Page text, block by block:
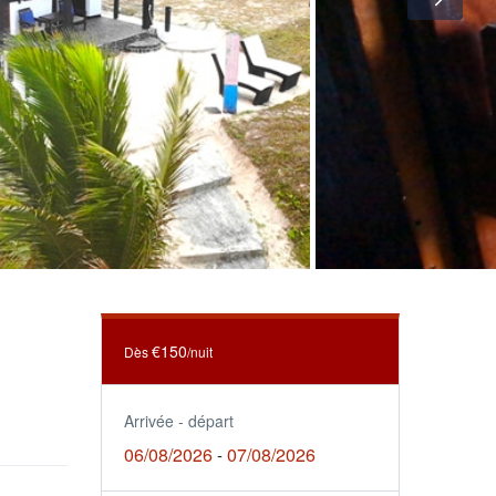
Dès€150/nuit
Arrivée - départ
06/08/2026-07/08/2026